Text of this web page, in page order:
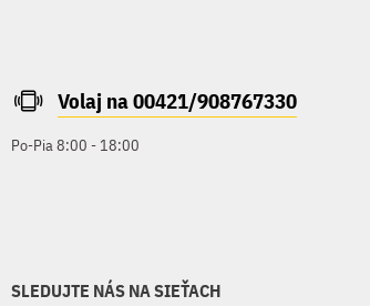
Volaj na 00421/908767330
Po-Pia 8:00 - 18:00
SLEDUJTE NÁS NA SIEŤACH